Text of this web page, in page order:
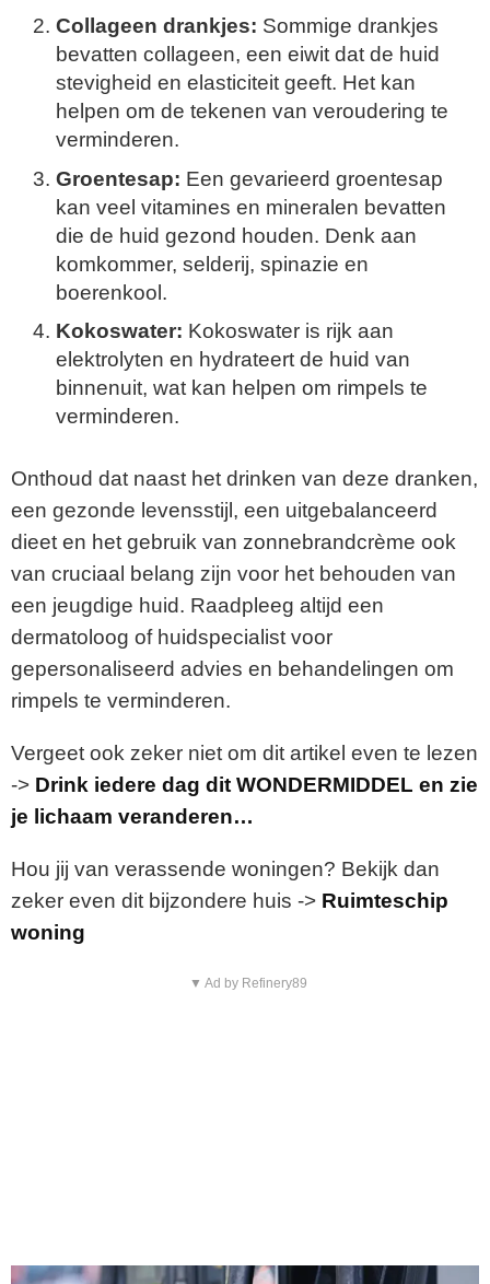
Collageen drankjes: Sommige drankjes
bevatten collageen, een eiwit dat de huid
stevigheid en elasticiteit geeft. Het kan
helpen om de tekenen van veroudering te
verminderen.
Groentesap: Een gevarieerd groentesap
kan veel vitamines en mineralen bevatten
die de huid gezond houden. Denk aan
komkommer, selderij, spinazie en
boerenkool.
Kokoswater: Kokoswater is rijk aan
elektrolyten en hydrateert de huid van
binnenuit, wat kan helpen om rimpels te
verminderen.
Onthoud dat naast het drinken van deze dranken,
een gezonde levensstijl, een uitgebalanceerd
dieet en het gebruik van zonnebrandcrème ook
van cruciaal belang zijn voor het behouden van
een jeugdige huid. Raadpleeg altijd een
dermatoloog of huidspecialist voor
gepersonaliseerd advies en behandelingen om
rimpels te verminderen.
Vergeet ook zeker niet om dit artikel even te lezen
-> Drink iedere dag dit WONDERMIDDEL en zie
je lichaam veranderen…
Hou jij van verassende woningen? Bekijk dan
zeker even dit bijzondere huis -> Ruimteschip
woning
▼ Ad by Refinery89